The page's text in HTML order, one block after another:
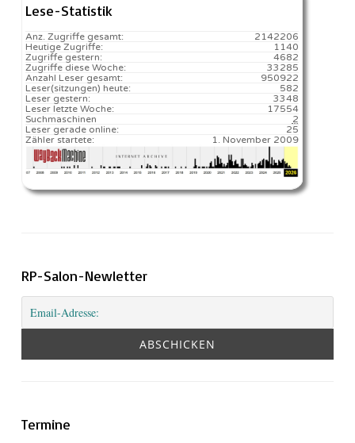
Lese-Statistik
2142206
Anz. Zugriffe gesamt:
1140
Heutige Zugriffe:
4682
Zugriffe gestern:
33285
Zugriffe diese Woche:
950922
Anzahl Leser gesamt:
582️
Leser(sitzungen) heute:
3348
Leser gestern:
17554️
Leser letzte Woche:
2
Suchmaschinen
25
Leser gerade online:
1. November 2009
Zähler startete:
RP-Salon-Newletter
Termine